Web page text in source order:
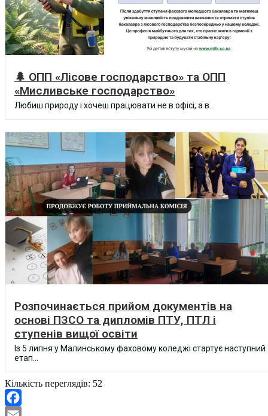
🌲 ОПП «Лісове господарство» та ОПП
«Мисливське господарство»
Любиш природу і хочеш працювати не в офісі, а в...
Розпочинається прийом документів на
основі ПЗСО та дипломів ПТУ, ПТЛ і
ступенів вищої освіти
Із 5 липня у Малинському фаховому коледжі стартує наступний
етап...
Кількість переглядів: 52
Facebook